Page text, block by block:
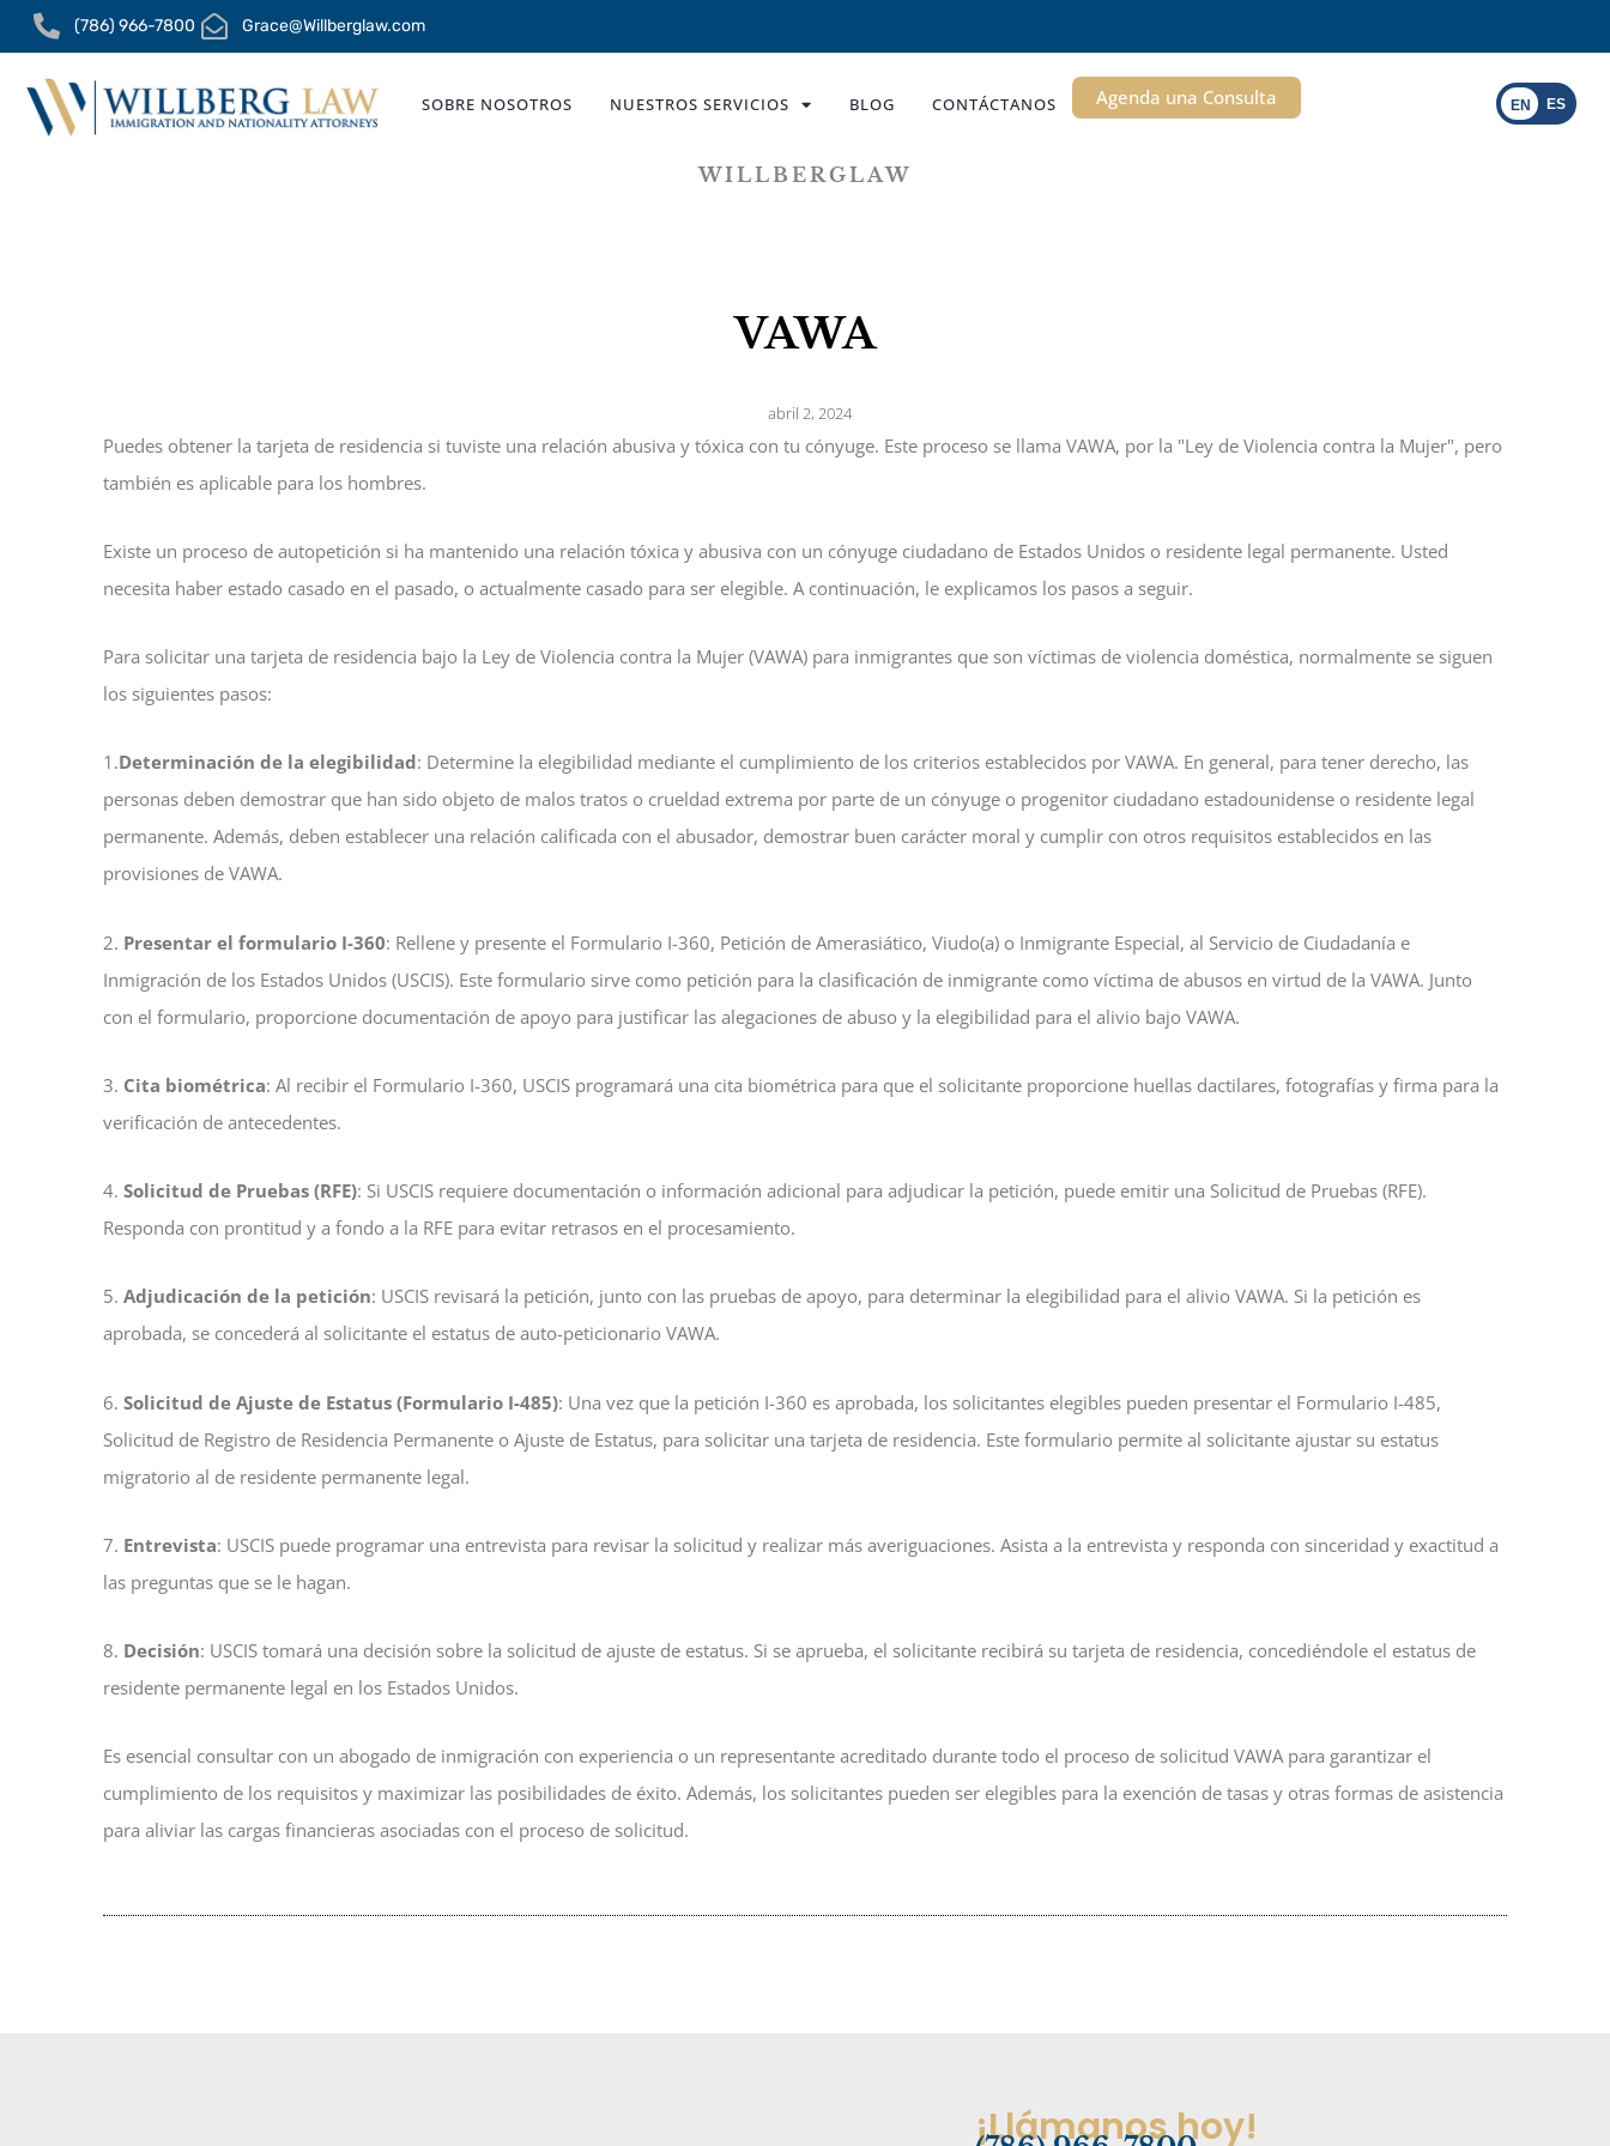
(786) 966-7800 Grace@Willberglaw.com
SOBRE NOSOTROS NUESTROS SERVICIOS BLOG CONTÁCTANOS Agenda una Consulta EN ES
WILLBERGLAW
VAWA
abril 2, 2024
Puedes obtener la tarjeta de residencia si tuviste una relación abusiva y tóxica con tu cónyuge. Este proceso se llama VAWA, por la "Ley de Violencia contra la Mujer", pero
también es aplicable para los hombres.
Existe un proceso de autopetición si ha mantenido una relación tóxica y abusiva con un cónyuge ciudadano de Estados Unidos o residente legal permanente. Usted
necesita haber estado casado en el pasado, o actualmente casado para ser elegible. A continuación, le explicamos los pasos a seguir.
Para solicitar una tarjeta de residencia bajo la Ley de Violencia contra la Mujer (VAWA) para inmigrantes que son víctimas de violencia doméstica, normalmente se siguen
los siguientes pasos:
1.Determinación de la elegibilidad: Determine la elegibilidad mediante el cumplimiento de los criterios establecidos por VAWA. En general, para tener derecho, las
personas deben demostrar que han sido objeto de malos tratos o crueldad extrema por parte de un cónyuge o progenitor ciudadano estadounidense o residente legal
permanente. Además, deben establecer una relación calificada con el abusador, demostrar buen carácter moral y cumplir con otros requisitos establecidos en las
provisiones de VAWA.
2. Presentar el formulario I-360: Rellene y presente el Formulario I-360, Petición de Amerasiático, Viudo(a) o Inmigrante Especial, al Servicio de Ciudadanía e
Inmigración de los Estados Unidos (USCIS). Este formulario sirve como petición para la clasificación de inmigrante como víctima de abusos en virtud de la VAWA. Junto
con el formulario, proporcione documentación de apoyo para justificar las alegaciones de abuso y la elegibilidad para el alivio bajo VAWA.
3. Cita biométrica: Al recibir el Formulario I-360, USCIS programará una cita biométrica para que el solicitante proporcione huellas dactilares, fotografías y firma para la
verificación de antecedentes.
4.Solicitud de Pruebas (RFE): Si USCIS requiere documentación o información adicional para adjudicar la petición, puede emitir una Solicitud de Pruebas (RFE).
Responda con prontitud y a fondo a la RFE para evitar retrasos en el procesamiento.
5.Adjudicación de la petición: USCIS revisará la petición, junto con las pruebas de apoyo, para determinar la elegibilidad para el alivio VAWA. Si la petición es
aprobada, se concederá al solicitante el estatus de auto-peticionario VAWA.
6.Solicitud de Ajuste de Estatus (Formulario I-485): Una vez que la petición I-360 es aprobada, los solicitantes elegibles pueden presentar el Formulario I-485,
Solicitud de Registro de Residencia Permanente o Ajuste de Estatus, para solicitar una tarjeta de residencia. Este formulario permite al solicitante ajustar su estatus
migratorio al de residente permanente legal.
7. Entrevista: USCIS puede programar una entrevista para revisar la solicitud y realizar más averiguaciones. Asista a la entrevista y responda con sinceridad y exactitud a
las preguntas que se le hagan.
8. Decisión: USCIS tomará una decisión sobre la solicitud de ajuste de estatus. Si se aprueba, el solicitante recibirá su tarjeta de residencia, concediéndole el estatus de
residente permanente legal en los Estados Unidos.
Es esencial consultar con un abogado de inmigración con experiencia o un representante acreditado durante todo el proceso de solicitud VAWA para garantizar el
cumplimiento de los requisitos y maximizar las posibilidades de éxito. Además, los solicitantes pueden ser elegibles para la exención de tasas y otras formas de asistencia
para aliviar las cargas financieras asociadas con el proceso de solicitud.
¡Llámanos hoy!